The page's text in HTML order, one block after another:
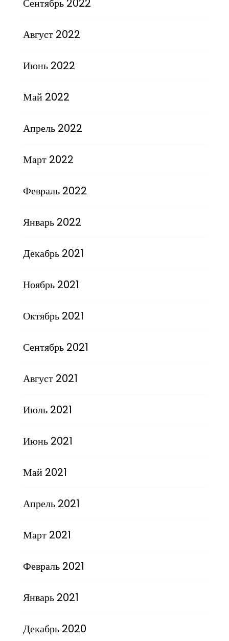
Сентябрь 2022
Август 2022
Июнь 2022
Май 2022
Апрель 2022
Март 2022
Февраль 2022
Январь 2022
Декабрь 2021
Ноябрь 2021
Октябрь 2021
Сентябрь 2021
Август 2021
Июль 2021
Июнь 2021
Май 2021
Апрель 2021
Март 2021
Февраль 2021
Январь 2021
Декабрь 2020